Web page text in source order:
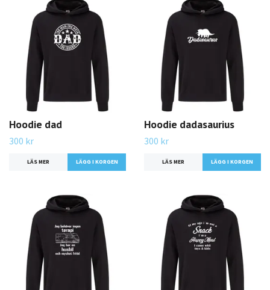
Hoodie dad
300 kr
LÄS MER LÄGG I KORGEN
Hoodie dadasaurius
300 kr
LÄS MER LÄGG I KORGEN